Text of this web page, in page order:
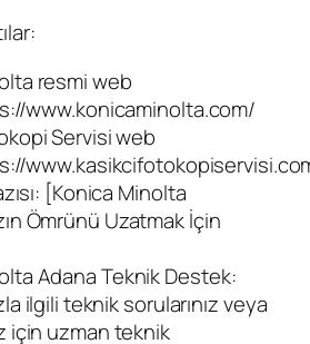
resmi web
www.konicaminolta.com/
Servisi web
[Konica Minolta
Ömrünü Uzatmak İçin
Adana Teknik Destek:
ilgili teknik sorularınız veya
için uzman teknik